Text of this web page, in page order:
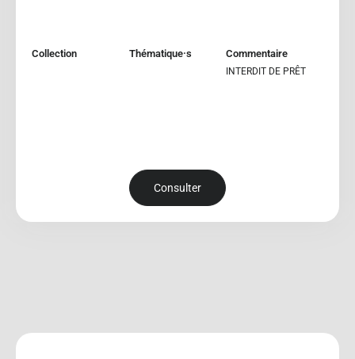
Collection Thématique·s Commentaire
INTERDIT DE PRÊT
Consulter